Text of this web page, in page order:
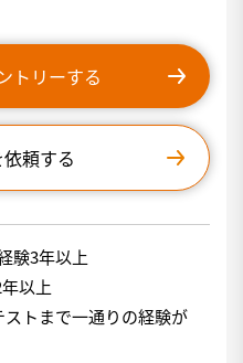
トリーする
頼する
験3年以上
以上
ストまで一通りの経験が